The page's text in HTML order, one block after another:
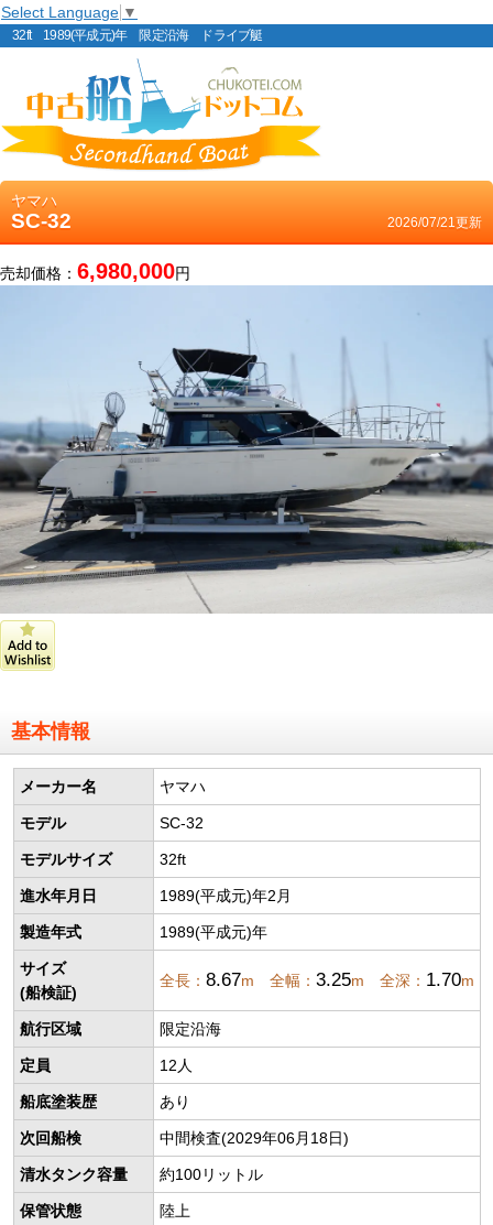
Select Language ▼
32ft 1989(平成元)年 限定沿海 ドライブ艇
ヤマハ
SC-32 2026/07/21更新
売却価格： 6,980,000円
基本情報
メーカー名 ヤマハ
モデル SC-32
モデルサイズ 32ft
進水年月日 1989(平成元)年2月
製造年式 1989(平成元)年
サイズ
(船検証)
全長： 8.67m 全幅： 3.25m 全深： 1.70m
航行区域 限定沿海
定員 12人
船底塗装歴 あり
次回船検 中間検査(2029年06月18日)
清水タンク容量 約100リットル
保管状態 陸上